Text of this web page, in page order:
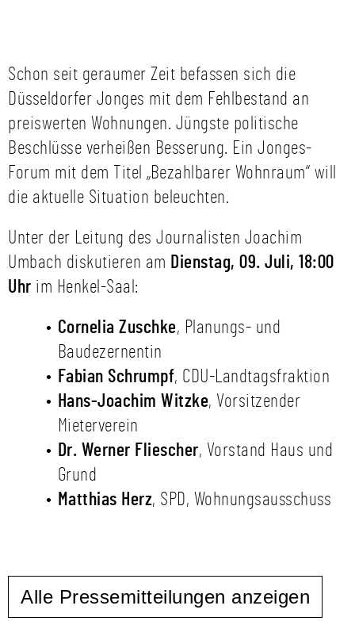
Schon seit geraumer Zeit befassen sich die
Düsseldorfer Jonges mit dem Fehlbestand an
preiswerten Wohnungen. Jüngste politische
Beschlüsse verheißen Besserung. Ein Jonges-
Forum mit dem Titel „Bezahlbarer Wohnraum“ will
die aktuelle Situation beleuchten.
Unter der Leitung des Journalisten Joachim
Umbach diskutieren am Dienstag, 09. Juli, 18:00
Uhr im Henkel-Saal:
Cornelia Zuschke, Planungs- und
Baudezernentin
Fabian Schrumpf, CDU-Landtagsfraktion
Hans-Joachim Witzke, Vorsitzender
Mieterverein
Dr. Werner Fliescher, Vorstand Haus und
Grund
Matthias Herz, SPD, Wohnungsausschuss
Alle Pressemitteilungen anzeigen